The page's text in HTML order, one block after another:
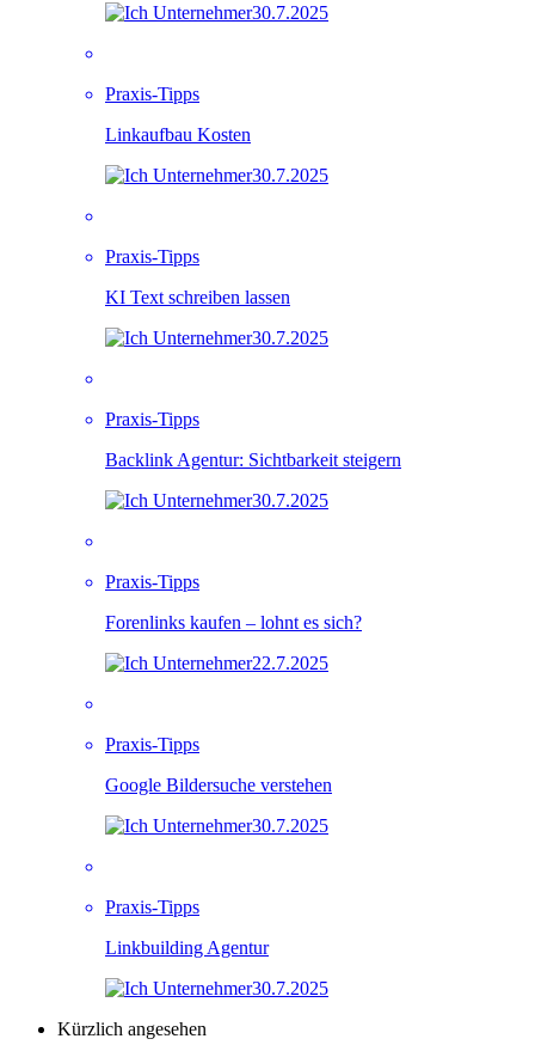
30.7.2025
Praxis-Tipps
Linkaufbau Kosten
30.7.2025
Praxis-Tipps
KI Text schreiben lassen
30.7.2025
Praxis-Tipps
Backlink Agentur: Sichtbarkeit steigern
30.7.2025
Praxis-Tipps
Forenlinks kaufen – lohnt es sich?
22.7.2025
Praxis-Tipps
Google Bildersuche verstehen
30.7.2025
Praxis-Tipps
Linkbuilding Agentur
30.7.2025
Kürzlich angesehen